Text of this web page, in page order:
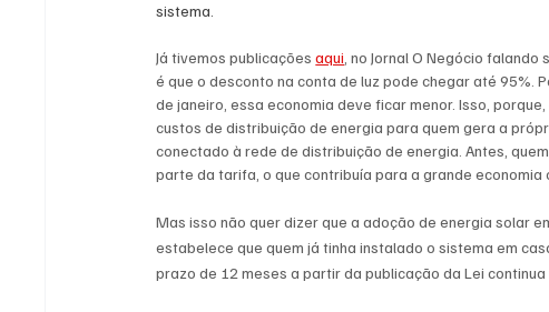
sistema.
Já tivemos publicações aqui , no Jornal O Negócio
é que o desconto na conta de luz pode chegar até 95%.
de janeiro, essa economia deve ficar menor. Isso,
custos de distribuição de energia para quem gera a
conectado à rede de distribuição de energia. Antes,
parte da tarifa, o que contribuía para a grande economia
Mas isso não quer dizer que a adoção de energia solar
estabelece que quem já tinha instalado o sistema em
prazo de 12 meses a partir da publicação da Lei